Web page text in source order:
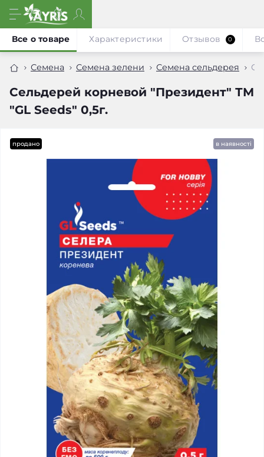
Семена Семена зелени Семена сельдерея
Сельдерей корневой "Президент" ТМ
"GL Seeds" 0,5г.
Все о товаре Характеристики Отзывов 0
продано в наявності